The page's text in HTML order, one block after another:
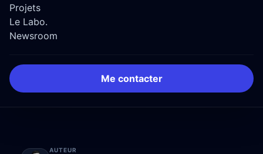
Projets
Le Labo.
Newsroom
Me contacter
Jailbreak iOS 10 : 1,5
millions dollars
AUTEUR